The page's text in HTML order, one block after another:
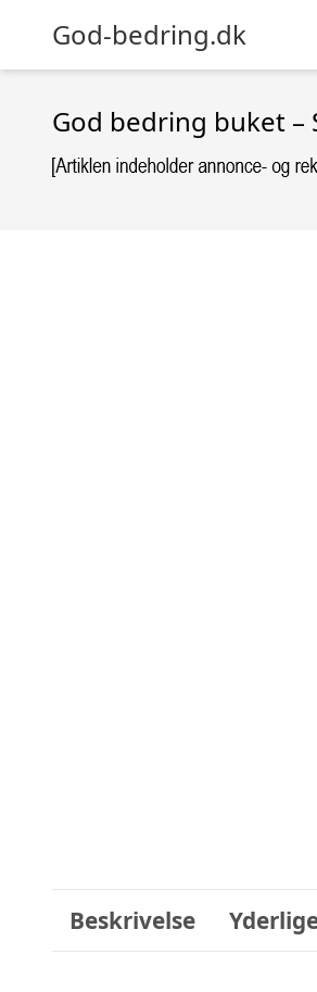
God-bedring.dk
God bedring buket
Beskrivelse